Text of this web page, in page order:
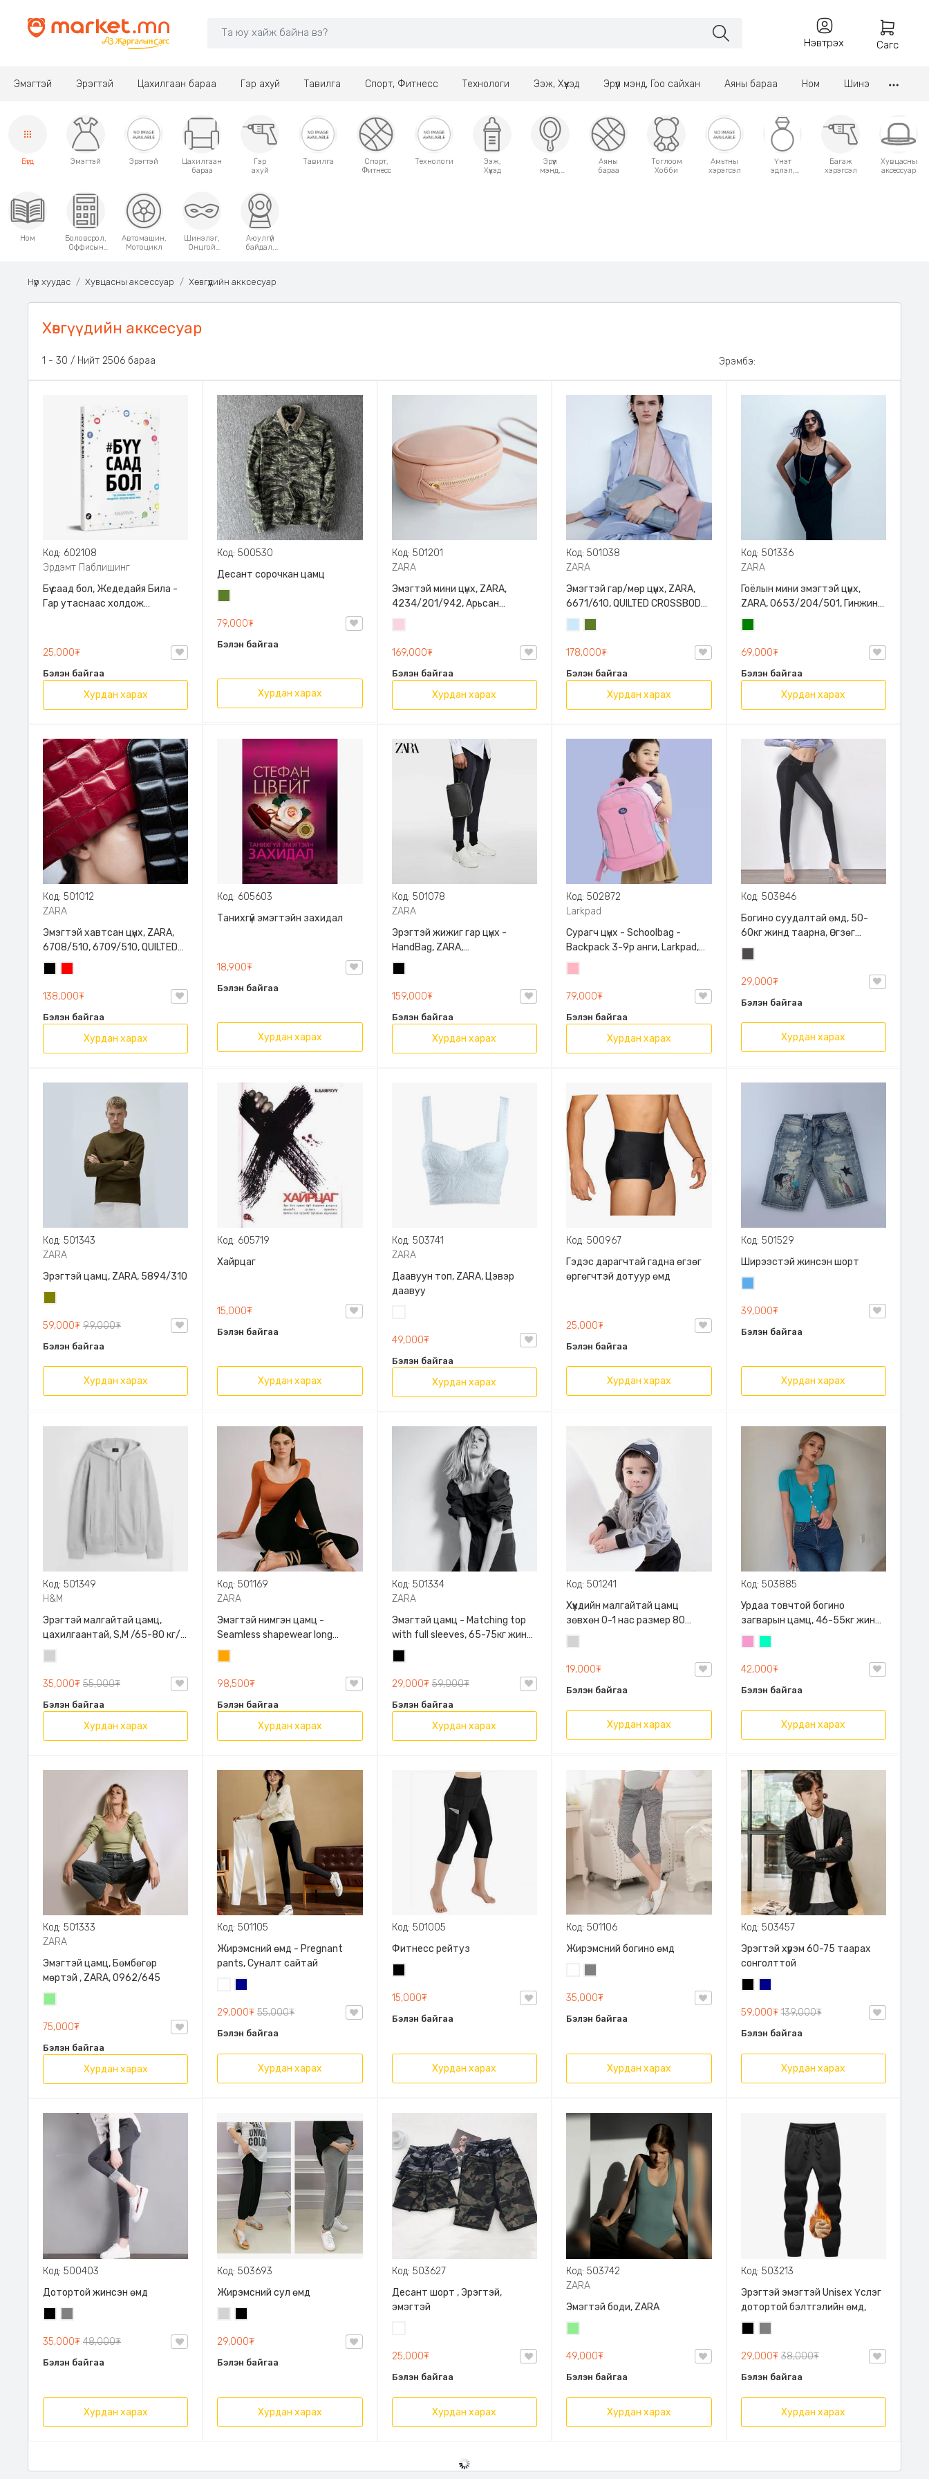
Нэвтрэх Сагс
Эмэгтэй Эрэгтэй Цахилгаан бараа Гэр ахуй Тавилга Спорт, Фитнесс Технологи Ээж, Хүүхэд Эрүүл мэнд, Гоо сайхан Аяны бараа Ном Шинэ
Бүгд Эмэгтэй Эрэгтэй
Цахилгаан
бараа
Гэр
ахуй
Тавилга
Спорт,
Фитнесс
Технологи
Ээж,
Хүүхэд
Эрүүл
мэнд,
Аяны
бараа
Тоглоом
Хобби
Амьтны
хэрэгсэл
Үнэт
эдлэл,
Багаж
хэрэгсэл
Хувцасны
аксессуар
Ном
Боловсрол,
Оффисын
Автомашин,
Мотоцикл
Шинэлэг,
Онцгой
Аюулгүй
байдал,
Нүүр хуудас Хувцасны аксессуар Хөвгүүдийн акксесуар
Хөвгүүдийн акксесуар
31 - 60 / Нийт 2506 бараа Эрэмбэ:
Код: 602108
Эрдэмт Паблишинг
Бүү саад бол, Жедедайя Била -
Гар утаснаас холдож
9789919235192
25,000₮
Бэлэн байгаа
Хурдан харах
Код: 500530
Десант сорочкан цамц
79,000₮
Бэлэн байгаа
Хурдан харах
Код: 501201
ZARA
Эмэгтэй мини цүнх, ZARA,
4234/201/942, Арьсан
материалтай, LIMITED EDITION
OVAL LEATHER HANDBAG TRF
169,000₮
Бэлэн байгаа
Хурдан харах
Код: 501038
ZARA
Эмэгтэй гар/мөр цүнх, ZARA,
6671/610, QUILTED CROSSBODY
BAG WITH HANDLE
178,000₮
Бэлэн байгаа
Хурдан харах
Код: 501336
ZARA
Гоёлын мини эмэгтэй цүнх,
ZARA, 0653/204/501, Гинжин
оосортой, Дотроо тольтой
69,000₮
Бэлэн байгаа
Хурдан харах
Код: 501012
ZARA
Эмэгтэй хавтсан цүнх, ZARA,
6708/510, 6709/510, QUILTED
CLUTCH BAGDETAILS, Лакан,
Гинжин оосортой
138,000₮
Бэлэн байгаа
Хурдан харах
Код: 605603
Танихгүй эмэгтэйн захидал
18,900₮
Бэлэн байгаа
Хурдан харах
Код: 501078
ZARA
Эрэгтэй жижиг гар цүнх -
HandBag, ZARA,
3720/005/040, PU арьс
159,000₮
Бэлэн байгаа
Хурдан харах
Код: 502872
Larkpad
Сурагч цүнх - Schoolbag -
Backpack 3-9р анги, Larkpad,
9009-10128, Цацруулагчтай,
Олон тасалгаатай
79,000₮
Бэлэн байгаа
Хурдан харах
Код: 503846
Богино суудалтай өмд, 50-
60кг жинд таарна, Өгзөг
өргөгчтэй
29,000₮
Бэлэн байгаа
Хурдан харах
Код: 501343
ZARA
Эрэгтэй цамц, ZARA, 5894/310
59,000₮ 99,000₮
Бэлэн байгаа
Хурдан харах
Код: 605719
Хайрцаг
15,000₮
Бэлэн байгаа
Хурдан харах
Код: 503741
ZARA
Даавуун топ, ZARA, Цэвэр
даавуу
49,000₮
Бэлэн байгаа
Хурдан харах
Код: 500967
Гэдэс дарагчтай гадна өгзөг
өргөгчтэй дотуур өмд
25,000₮
Бэлэн байгаа
Хурдан харах
Код: 501529
Ширээстэй жинсэн шорт
39,000₮
Бэлэн байгаа
Хурдан харах
Код: 501349
H&M
Эрэгтэй малгайтай цамц,
цахилгаантай, S,M /65-80 кг/,
H&M, 0852614006, Даавуу
35,000₮ 55,000₮
Бэлэн байгаа
Хурдан харах
Код: 501169
ZARA
Эмэгтэй нимгэн цамц -
Seamless shapewear long
sleeve t-shirt, 40-60кг жинд
таарна, ZARA, 8779/458/615,
Урт ханцуйтай
98,500₮
Бэлэн байгаа
Хурдан харах
Код: 501334
ZARA
Эмэгтэй цамц - Matching top
with full sleeves, 65-75кг жинд
таарна, ZARA, 0962/642/800,
Задгай энгэртэй, Урт
ханцуйтай, Богино
29,000₮ 59,000₮
Бэлэн байгаа
Хурдан харах
Код: 501241
Хүүхдийн малгайтай цамц
зөвхөн 0-1 нас размер 80
сонголттой
19,000₮
Бэлэн байгаа
Хурдан харах
Код: 503885
Урдаа товчтой богино
загварын цамц, 46-55кг жинд
таарна
42,000₮
Бэлэн байгаа
Хурдан харах
Код: 501333
ZARA
Эмэгтэй цамц, Бөмбөгөр
мөртэй , ZARA, 0962/645
75,000₮
Бэлэн байгаа
Хурдан харах
Код: 501105
Жирэмсний өмд - Pregnant
pants, Суналт сайтай
29,000₮55,000₮
Бэлэн байгаа
Хурдан харах
Код: 501005
Фитнесс рейтуз
15,000₮
Бэлэн байгаа
Хурдан харах
Код: 501106
Жирэмсний богино өмд
35,000₮
Бэлэн байгаа
Хурдан харах
Код: 503457
Эрэгтэй хүрэм 60-75 таарах
сонголттой
59,000₮139,000₮
Бэлэн байгаа
Хурдан харах
Код: 500403
Дотортой жинсэн өмд
35,000₮ 48,000₮
Бэлэн байгаа
Хурдан харах
Код: 503693
Жирэмсний сул өмд
29,000₮
Бэлэн байгаа
Хурдан харах
Код: 503627
Десант шорт , Эрэгтэй,
эмэгтэй
25,000₮
Бэлэн байгаа
Хурдан харах
Код: 503742
ZARA
Эмэгтэй боди, ZARA
49,000₮
Бэлэн байгаа
Хурдан харах
Код: 503213
Эрэгтэй эмэгтэй Unisex Үслэг
дотортой бэлтгэлийн өмд,
29,000₮38,000₮
Бэлэн байгаа
Хурдан харах